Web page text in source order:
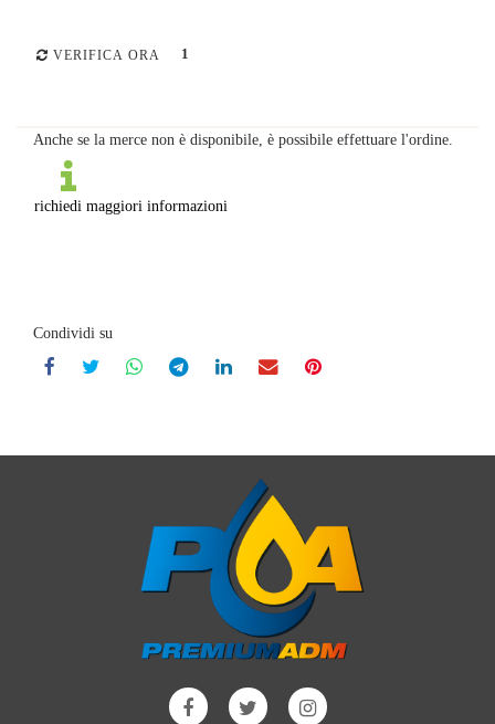
VERIFICA ORA 1
Anche se la merce non è disponibile, è possibile effettuare l'ordine.
richiedi maggiori informazioni
Condividi su